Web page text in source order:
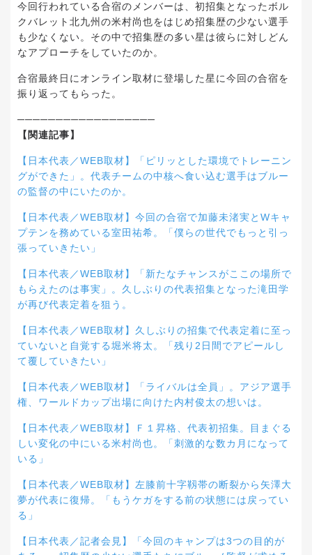
今回行われている合宿のメンバーは、初招集となったボル
クバレット北九州の米村尚也をはじめ招集歴の少ない選手
も少なくない。その中で招集歴の多い星は彼らに対しどん
なアプローチをしていたのか。
合宿最終日にオンライン取材に登場した星に今回の合宿を
振り返ってもらった。
──────────────────
【関連記事】
【日本代表／WEB取材】「ピリッとした環境でトレーニン
グができた」。代表チームの中核へ食い込む選手はブルー
の監督の中にいたのか。
【日本代表／WEB取材】今回の合宿で加藤未渚実とWキャ
プテンを務めている室田祐希。「僕らの世代でもっと引っ
張っていきたい」
【日本代表／WEB取材】「新たなチャンスがここの場所で
もらえたのは事実」。久しぶりの代表招集となった滝田学
が再び代表定着を狙う。
【日本代表／WEB取材】久しぶりの招集で代表定着に至っ
ていないと自覚する堀米将太。「残り2日間でアピールし
て覆していきたい」
【日本代表／WEB取材】「ライバルは全員」。アジア選手
権、ワールドカップ出場に向けた内村俊太の想いは。
【日本代表／WEB取材】Ｆ１昇格、代表初招集。目まぐる
しい変化の中にいる米村尚也。「刺激的な数カ月になって
いる」
【日本代表／WEB取材】左膝前十字靱帯の断裂から矢澤大
夢が代表に復帰。「もうケガをする前の状態には戻ってい
る」
【日本代表／記者会見】「今回のキャンプは3つの目的が